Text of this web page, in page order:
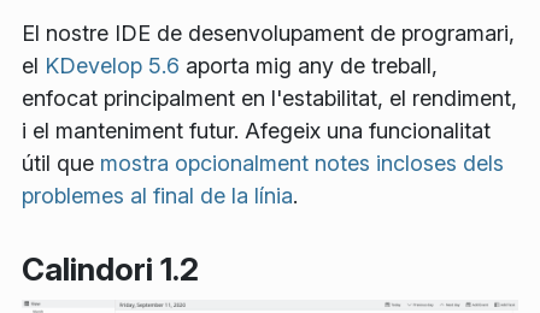
El nostre IDE de desenvolupament de programari,
el KDevelop 5.6 aporta mig any de treball,
enfocat principalment en l'estabilitat, el rendiment,
i el manteniment futur. Afegeix una funcionalitat
útil que mostra opcionalment notes incloses dels
problemes al final de la línia.
Calindori 1.2